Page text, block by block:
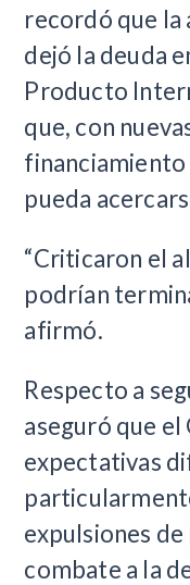
recordó que
dejó la deuda
Producto
que, con
pueda
“Criticaron el
podrían
afirmó.
Respecto a
aseguró que
expectativas
expulsiones
combate a la